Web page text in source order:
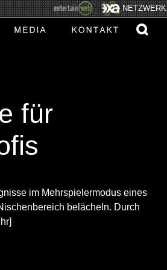
NETZWERK
für
im Mehrspielermodus eines
belächeln. Durch